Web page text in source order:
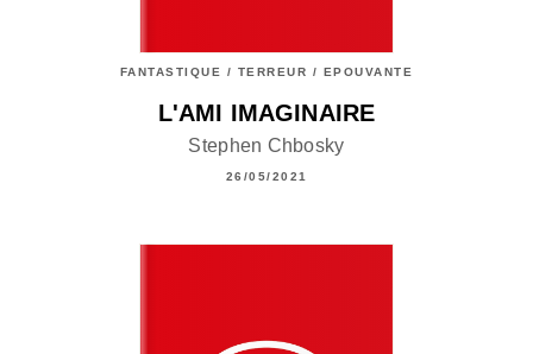
FANTASTIQUE / TERREUR / EPOUVANTE
L'AMI IMAGINAIRE
Stephen Chbosky
26/05/2021